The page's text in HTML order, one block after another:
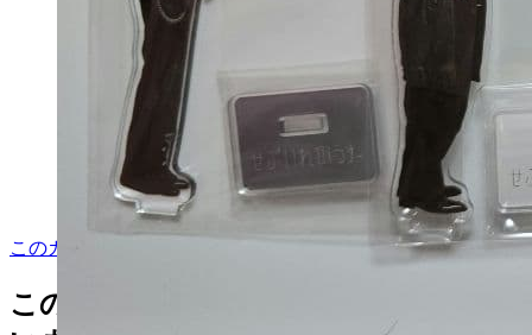
M!LK 制服 塩﨑太智 アクスタ
マイストア在庫：
カートに入れる
このカテゴリをもっと見る
この商品を見た人はこんな商品も見て